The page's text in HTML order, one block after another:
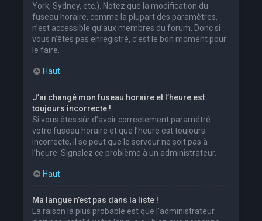
York, Sydney, etc.). Notez que la modification du
fuseau horaire, comme la plupart des paramètres,
n’est accessible qu’aux membres du forum. Donc si
vous n’êtes pas enregistré, c’est le bon moment pour
le faire.
Haut
J’ai changé mon fuseau horaire et l’heure est
toujours incorrecte !
Si vous êtes sûr d’avoir correctement paramétré
votre fuseau horaire et que l’heure est toujours
incorrecte, il se peut que le serveur ne soit pas à
l’heure. Signalez ce problème à un administrateur.
Haut
Ma langue n’est pas dans la liste !
La raison la plus probable est que l’administrateur